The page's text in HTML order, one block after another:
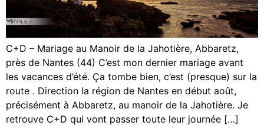
C+D – Mariage au Manoir de la Jahotière, Abbaretz,
près de Nantes (44) C’est mon dernier mariage avant
les vacances d’été. Ça tombe bien, c’est (presque) sur la
route . Direction la région de Nantes en début août,
précisément à Abbaretz, au manoir de la Jahotière. Je
retrouve C+D qui vont passer toute leur journée […]